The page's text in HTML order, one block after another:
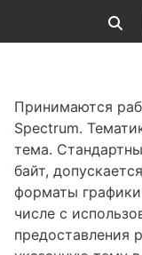
Принимаются
Spectrum.
тема.
байт,
форматы
числе с
предоставления